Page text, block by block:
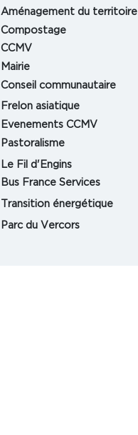
Aménagement du territoire
Compostage
CCMV
Mairie
Conseil communautaire
Frelon asiatique
Evenements CCMV
Pastoralisme
Le Fil d'Engins
Bus France Services
Transition énergétique
Parc du Vercors